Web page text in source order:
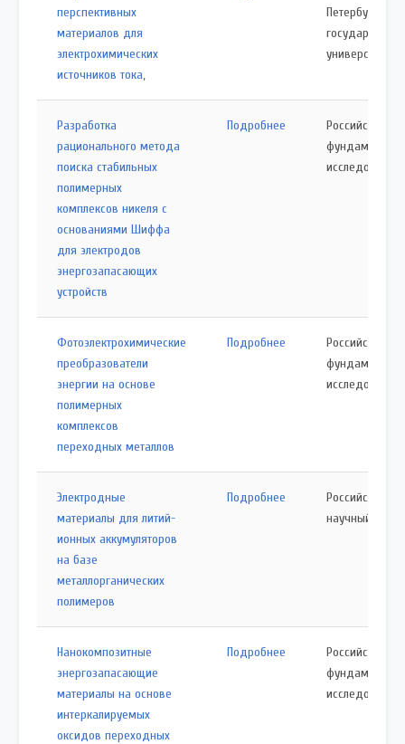
перспективных
материалов для
электрохимических
источников тока,
Петербургский
университет
Разработка
рационального метода
поиска стабильных
полимерных
комплексов никеля с
основаниями Шиффа
для электродов
энергозапасающих
устройств
Подробнее
Российский
исследований
Фотоэлектрохимические
преобразователи
энергии на основе
полимерных
комплексов
переходных металлов
Подробнее
Российский
исследований
Электродные
материалы для литий-
ионных аккумуляторов
на базе
металлорганических
полимеров
Подробнее
Российский
научный фонд
Нанокомпозитные
энергозапасающие
материалы на основе
интеркалируемых
оксидов переходных
Подробнее
Российский
исследований